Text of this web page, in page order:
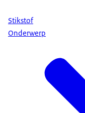
Stikstof
Onderwerp